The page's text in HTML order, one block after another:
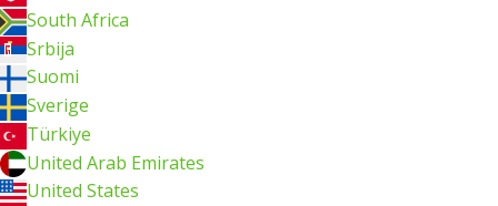
South Africa
Srbija
Suomi
Sverige
Türkiye
United Arab Emirates
United States